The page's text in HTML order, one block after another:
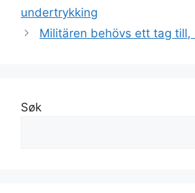
undertrykking
Militären behövs ett tag till,
Søk